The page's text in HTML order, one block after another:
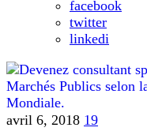
facebook
twitter
linkedi
avril 6, 2018 19